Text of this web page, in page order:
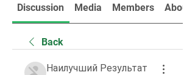
Discussion Media Members About
Back
Наилучший Результат